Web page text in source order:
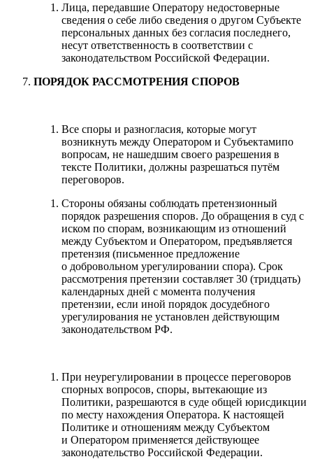
Лица, передавшие Оператору недостоверные
сведения о себе либо сведения о другом Субъекте
персональных данных без согласия последнего,
несут ответственность в соответствии с
законодательством Российской Федерации.
ПОРЯДОК РАССМОТРЕНИЯ СПОРОВ
Все споры и разногласия, которые могут
возникнуть между Оператором и Субъектамипо
вопросам, не нашедшим своего разрешения в
тексте Политики, должны разрешаться путём
переговоров.
Стороны обязаны соблюдать претензионный
порядок разрешения споров. До обращения в суд с
иском по спорам, возникающим из отношений
между Субъектом и Оператором, предъявляется
претензия (письменное предложение
о добровольном урегулировании спора). Срок
рассмотрения претензии составляет 30 (тридцать)
календарных дней с момента получения
претензии, если иной порядок досудебного
урегулирования не установлен действующим
законодательством РФ.
При неурегулировании в процессе переговоров
спорных вопросов, споры, вытекающие из
Политики, разрешаются в суде общей юрисдикции
по месту нахождения Оператора. К настоящей
Политике и отношениям между Субъектом
и Оператором применяется действующее
законодательство Российской Федерации.